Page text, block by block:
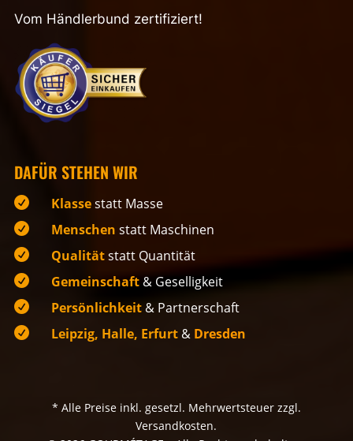
Vom Händlerbund zertifiziert!
DAFÜR STEHEN WIR
 Klassestatt Masse
 Menschen statt Maschinen
 Qualitätstatt Quantität
 Gemeinschaft & Geselligkeit
 Persönlichkeit & Partnerschaft
 Leipzig, Halle, Erfurt & Dresden
* Alle Preise inkl. gesetzl. Mehrwertsteuer zzgl.
Versandkosten.